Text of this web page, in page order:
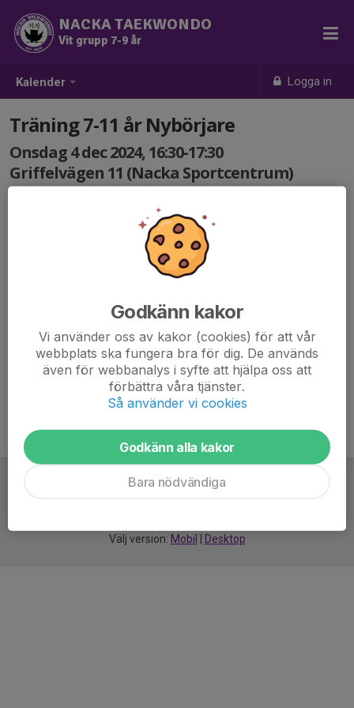
Kalender Logga in
NACKA TAEKWONDO
Vit grupp 7-9 år
Träning 7-11 år Nybörjare
Onsdag 4 dec 2024, 16:30-17:30
Griffelvägen 11 (Nacka Sportcentrum)
Välj version: Mobil Desktop
Godkänn kakor
Vi använder oss av kakor (cookies) för att vår
webbplats ska fungera bra för dig. De används
även för webbanalys i syfte att hjälpa oss att
förbättra våra tjänster.
Så använder vi cookies
Godkänn alla kakor
Bara nödvändiga